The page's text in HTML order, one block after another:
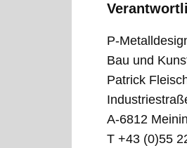
P-
Bau und
Patrick
A-6812
T +43 (0)55